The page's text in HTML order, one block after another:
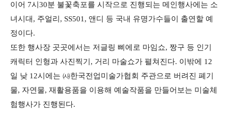
이어 7시30분 불꽃축포를 시작으로 진행되는 메인행사에는 소
녀시대, 주얼리, SS501, 앤디 등 국내 유명가수들이 출연할 예
정이다.
또한 행사장 곳곳에서는 저글링 삐에로 마임쇼, 짱구 등 인기
캐릭터 인형과 사진찍기, 거리 마술쇼가 펼쳐진다. 이밖에 12
일 낮 12시에는 ㈔한국전업미술가협회 주관으로 버려진 폐기
물, 자연물, 재활용품을 이용해 예술작품을 만들어보는 미술체
험행사가 진행된다.